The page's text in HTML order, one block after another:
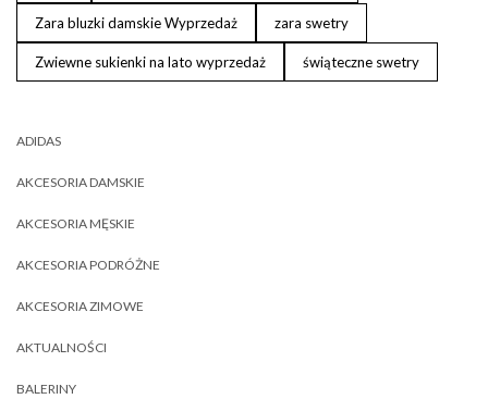
Zara bluzki damskie Wyprzedaż zara swetry
Zwiewne sukienki na lato wyprzedaż świąteczne swetry
ADIDAS
AKCESORIA DAMSKIE
AKCESORIA MĘSKIE
AKCESORIA PODRÓŻNE
AKCESORIA ZIMOWE
AKTUALNOŚCI
BALERINY